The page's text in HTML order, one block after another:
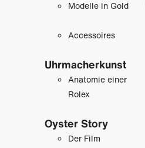
Modelle in Gold
Accessoires
Uhrmacher­kunst
Anatomie einer
Rolex
Oyster Story
Der Film